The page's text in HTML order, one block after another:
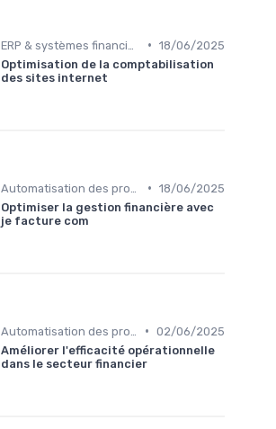
• 18/06/2025
Optimisation de la comptabilisation
des sites internet
• 18/06/2025
Optimiser la gestion financière avec
je facture com
• 02/06/2025
Améliorer l'efficacité opérationnelle
dans le secteur financier